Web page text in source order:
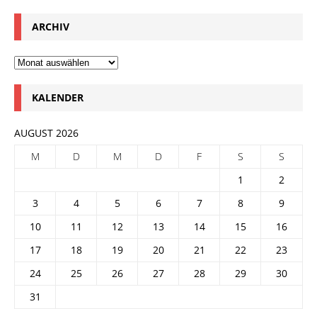
ARCHIV
KALENDER
AUGUST 2026
M
D M D F S
S
1
2
3
4 5 6 7 8
9
10
11 12 13 14 15
16
17
18 19 20 21 22
23
24
25 26 27 28 29
30
31